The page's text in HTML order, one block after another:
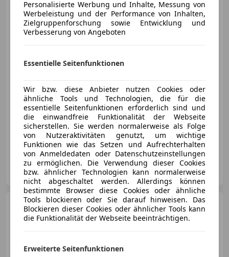
€ 15 290
Neu 02/2023 50 303 km Benzin
74 kW (101 PS)
Auto Günther GmbH
AT-4600 Wels
Opel Crossland1,2 T
Elegance *NAVI*
Personalisierte Werbung und Inhalte, Messung von
Werbeleistung und der Performance von Inhalten,
Zielgruppenforschung sowie Entwicklung und
Verbesserung von Angeboten
Essentielle Seitenfunktionen
Wir bzw. diese Anbieter nutzen Cookies oder
ähnliche Tools und Technologien, die für die
essentielle Seitenfunktionen erforderlich sind und
die einwandfreie Funktionalität der Webseite
sicherstellen. Sie werden normalerweise als Folge
von Nutzeraktivitäten genutzt, um wichtige
Funktionen wie das Setzen und Aufrechterhalten
von Anmeldedaten oder Datenschutzeinstellungen
zu ermöglichen. Die Verwendung dieser Cookies
bzw. ähnlicher Technologien kann normalerweise
nicht abgeschaltet werden. Allerdings können
bestimmte Browser diese Cookies oder ähnliche
Tools blockieren oder Sie darauf hinweisen. Das
Blockieren dieser Cookies oder ähnlicher Tools kann
die Funktionalität der Webseite beeinträchtigen.
Erweiterte Seitenfunktionen